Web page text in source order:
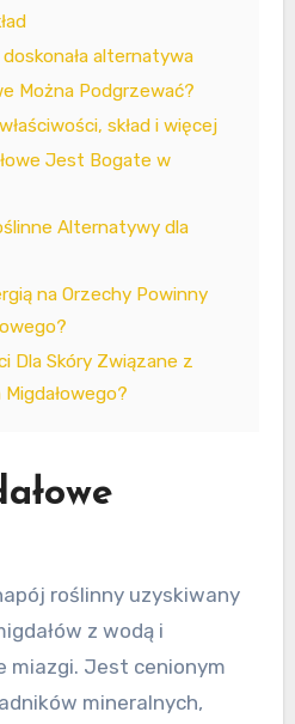
doskonała alternatywa
Można Podgrzewać?
skład i więcej
Jest Bogate w
Alternatywy dla
na Orzechy Powinny
Dla Skóry Związane z
roślinny uzyskiwany
z wodą i
miazgi. Jest cenionym
mineralnych,